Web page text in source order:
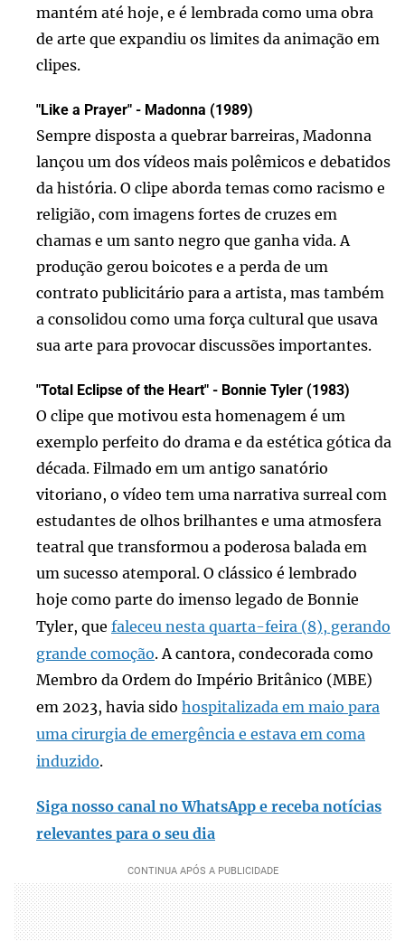
mantém até hoje, e é lembrada como uma obra
de arte que expandiu os limites da animação em
clipes.
"Like a Prayer" - Madonna (1989)
Sempre disposta a quebrar barreiras, Madonna
lançou um dos vídeos mais polêmicos e debatidos
da história. O clipe aborda temas como racismo e
religião, com imagens fortes de cruzes em
chamas e um santo negro que ganha vida. A
produção gerou boicotes e a perda de um
contrato publicitário para a artista, mas também
a consolidou como uma força cultural que usava
sua arte para provocar discussões importantes.
"Total Eclipse of the Heart" - Bonnie Tyler (1983)
O clipe que motivou esta homenagem é um
exemplo perfeito do drama e da estética gótica da
década. Filmado em um antigo sanatório
vitoriano, o vídeo tem uma narrativa surreal com
estudantes de olhos brilhantes e uma atmosfera
teatral que transformou a poderosa balada em
um sucesso atemporal. O clássico é lembrado
hoje como parte do imenso legado de Bonnie
Tyler, que faleceu nesta quarta-feira (8), gerando
grande comoção. A cantora, condecorada como
Membro da Ordem do Império Britânico (MBE)
em 2023, havia sido hospitalizada em maio para
uma cirurgia de emergência e estava em coma
induzido.
Siga nosso canal no WhatsApp e receba notícias
relevantes para o seu dia